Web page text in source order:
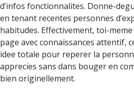
d’infos fonctionnalites. Donne-
en tenant recentes personnes
habitudes. Effectivement, toi-
page avec connaissances attentif,
idee totale pour reperer la
apprecies sans dans bouger en
bien originellement.